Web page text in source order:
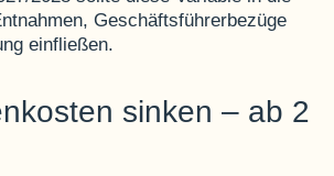
Geschäftsführerbezüge
einfließen.
sinken – ab 2